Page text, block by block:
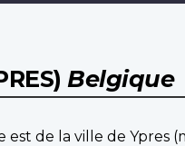
Belgique
de la ville de